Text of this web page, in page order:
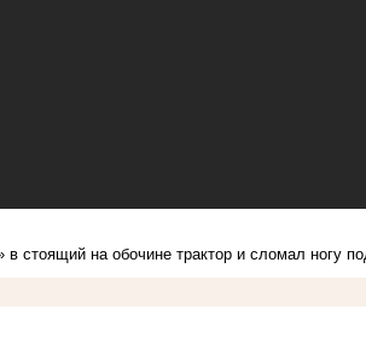
в стоящий на обочине трактор и сломал ногу